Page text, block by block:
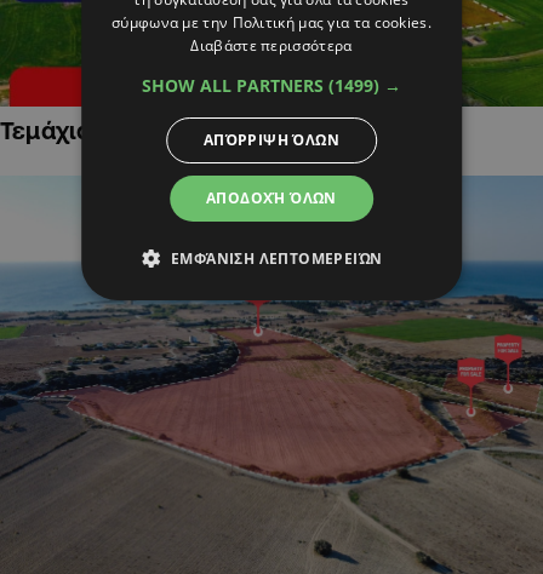
Τεμάχια Γης σε Οικιστικές Περιοχές
σύμφωνα με την Πολιτική μας για τα cookies.
Διαβάστε περισσότερα
SHOW ALL PARTNERS (1499) →
ΑΠΟΔΟΧΉ ΌΛΩΝ
ΑΠΌΡΡΙΨΗ ΌΛΩΝ
ΕΜΦΆΝΙΣΗ ΛΕΠΤΟΜΕΡΕΙΏΝ